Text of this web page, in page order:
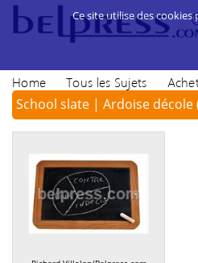
Home Tous les Sujets
School slate | Ardoise décole
Ce site utilise des